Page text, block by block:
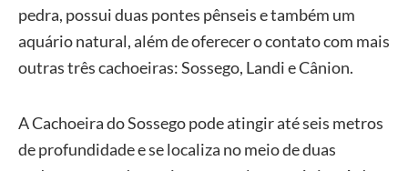
pedra, possui duas pontes pênseis e também um
aquário natural, além de oferecer o contato com mais
outras três cachoeiras: Sossego, Landi e Cânion.
A Cachoeira do Sossego pode atingir até seis metros
de profundidade e se localiza no meio de duas